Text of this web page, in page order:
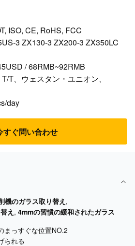
ISO, CE, RoHS, FCC
3 ZX130-3 ZX200-3 ZX350LC
/ 68RMB~92RMB
T、ウェスタン・ユニオン、
day
すぐ問い合わせ
機のガラス取り替え ,
え , 4mmの習慣の緩和されたガラス
まっすぐな位置NO.2
られる